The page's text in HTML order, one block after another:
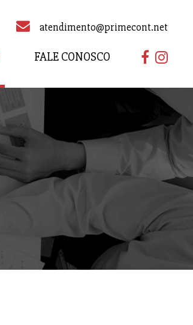
atendimento@primecont.net
FALE CONOSCO